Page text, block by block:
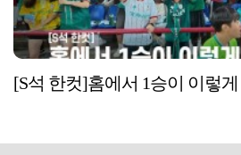
[S석 한컷]홈에서 1승이 이렇